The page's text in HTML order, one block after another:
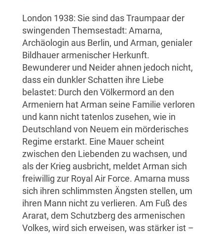
London 1938: Sie sind das Traumpaar der
swingenden Themsestadt: Amarna,
Archäologin aus Berlin, und Arman, genialer
Bildhauer armenischer Herkunft.
Bewunderer und Neider ahnen jedoch nicht,
dass ein dunkler Schatten ihre Liebe
belastet: Durch den Völkermord an den
Armeniern hat Arman seine Familie verloren
und kann nicht tatenlos zusehen, wie in
Deutschland von Neuem ein mörderisches
Regime erstarkt. Eine Mauer scheint
zwischen den Liebenden zu wachsen, und
als der Krieg ausbricht, meldet Arman sich
freiwillig zur Royal Air Force. Amarna muss
sich ihren schlimmsten Ängsten stellen, um
ihren Mann nicht zu verlieren. Am Fuß des
Ararat, dem Schutzberg des armenischen
Volkes, wird sich erweisen, was stärker ist –